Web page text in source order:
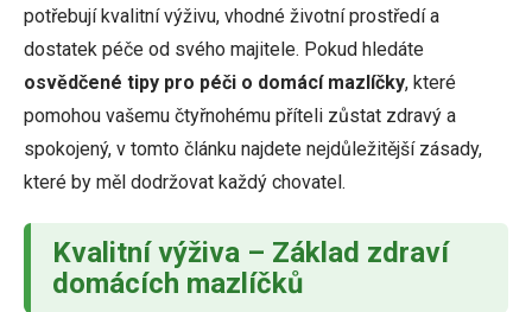
potřebují kvalitní výživu, vhodné životní prostředí a
dostatek péče od svého majitele. Pokud hledáte
osvědčené tipy pro péči o domácí mazlíčky, které
pomohou vašemu čtyřnohému příteli zůstat zdravý a
spokojený, v tomto článku najdete nejdůležitější zásady,
které by měl dodržovat každý chovatel.
Kvalitní výživa – Základ zdraví
domácích mazlíčků